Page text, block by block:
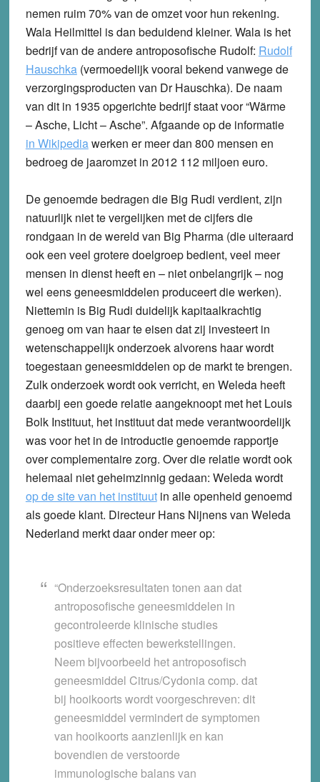
nemen ruim 70% van de omzet voor hun rekening.
Wala Heilmittel is dan beduidend kleiner. Wala is het
bedrijf van de andere antroposofische Rudolf: Rudolf
Hauschka(vermoedelijk vooral bekend vanwege de
verzorgingsproducten van Dr Hauschka). De naam
van dit in 1935 opgerichte bedrijf staat voor “Wärme
– Asche, Licht – Asche”. Afgaande op de informatie
in Wikipediawerken er meer dan 800 mensen en
bedroeg de jaaromzet in 2012 112 miljoen euro.
De genoemde bedragen die Big Rudi verdient, zijn
natuurlijk niet te vergelijken met de cijfers die
rondgaan in de wereld van Big Pharma (die uiteraard
ook een veel grotere doelgroep bedient, veel meer
mensen in dienst heeft en – niet onbelangrijk – nog
wel eens geneesmiddelen produceert die werken).
Niettemin is Big Rudi duidelijk kapitaalkrachtig
genoeg om van haar te eisen dat zij investeert in
wetenschappelijk onderzoek alvorens haar wordt
toegestaan geneesmiddelen op de markt te brengen.
Zulk onderzoek wordt ook verricht, en Weleda heeft
daarbij een goede relatie aangeknoopt met het Louis
Bolk Instituut, het instituut dat mede verantwoordelijk
was voor het in de introductie genoemde rapportje
over complementaire zorg. Over die relatie wordt ook
helemaal niet geheimzinnig gedaan: Weleda wordt
op de site van het instituutin alle openheid genoemd
als goede klant. Directeur Hans Nijnens van Weleda
Nederland merkt daar onder meer op:
“Onderzoeksresultaten tonen aan dat
antroposofische geneesmiddelen in
gecontroleerde klinische studies
positieve effecten bewerkstellingen.
Neem bijvoorbeeld het antroposofisch
geneesmiddel Citrus/Cydonia comp. dat
bij hooikoorts wordt voorgeschreven: dit
geneesmiddel vermindert de symptomen
van hooikoorts aanzienlijk en kan
bovendien de verstoorde
immunologische balans van